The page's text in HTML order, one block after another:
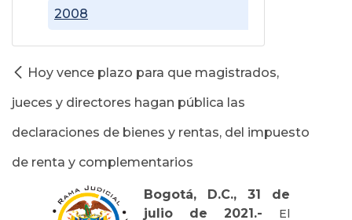
2008
Hoy vence plazo para que magistrados,
jueces y directores hagan pública las
declaraciones de bienes y rentas, del impuesto
de renta y complementarios
Bogotá, D.C., 31 de
julio de 2021.- El